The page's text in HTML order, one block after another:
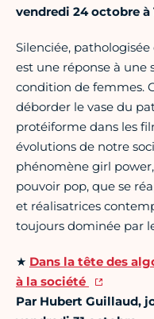
vendredi 24 octobre à
Silenciée,
est une réponse à une
condition de femmes.
déborder le vase du
protéiforme dans les
évolutions de notre
phénomène girl
pouvoir pop, que se
et réalisatrices
toujours dominée par
★ Dans la tête des
à la société
Par Hubert Guillaud,